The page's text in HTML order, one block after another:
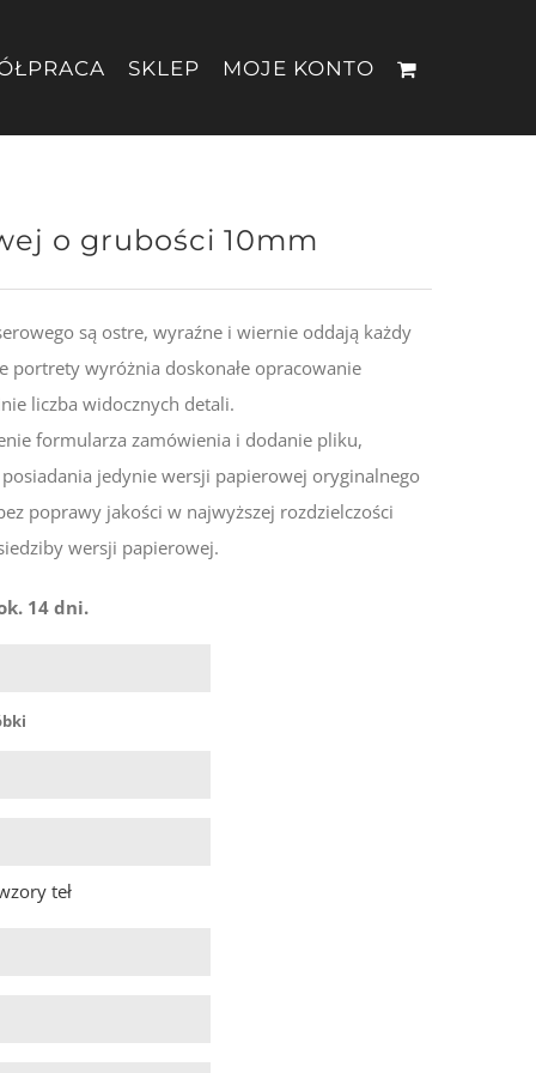
SKLEP MOJE KONTO
o grubości 10mm
są ostre, wyraźne i wiernie oddają każdy
portrety wyróżnia doskonałe opracowanie
liczba widocznych detali.
formularza zamówienia i dodanie pliku,
jedynie wersji papierowej oryginalnego
poprawy jakości w najwyższej rozdzielczości
wersji papierowej.
14 dni.
teł